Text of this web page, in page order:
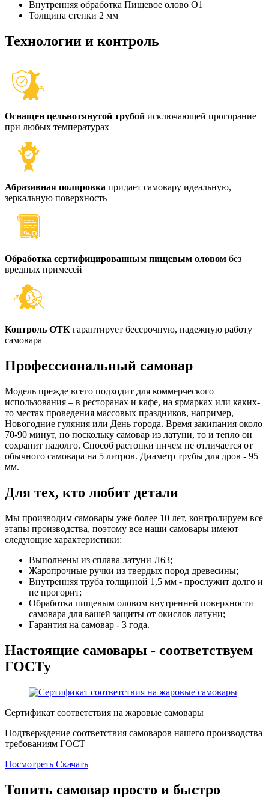
Внутренняя обработка Пищевое олово О1
Толщина стенки 2 мм
Технологии и контроль
Оснащен цельнотянутой трубой исключающей прогорание
при любых температурах
Абразивная полировка придает самовару идеальную,
зеркальную поверхность
Обработка сертифицированным пищевым оловом без
вредных примесей
Контроль ОТК гарантирует бессрочную, надежную работу
самовара
Профессиональный самовар
Модель прежде всего подходит для коммерческого
использования – в ресторанах и кафе, на ярмарках или каких-
то местах проведения массовых праздников, например,
Новогодние гуляния или День города. Время закипания около
70-90 минут, но поскольку самовар из латуни, то и тепло он
сохранит надолго. Способ растопки ничем не отличается от
обычного самовара на 5 литров. Диаметр трубы для дров - 95
мм.
Для тех, кто любит детали
Мы производим самовары уже более 10 лет, контролируем все
этапы производства, поэтому все наши самовары имеют
следующие характеристики:
Выполнены из сплава латуни Л63;
Жаропрочные ручки из твердых пород древесины;
Внутренняя труба толщиной 1,5 мм - прослужит долго и
не прогорит;
Обработка пищевым оловом внутренней поверхности
самовара для вашей защиты от окислов латуни;
Гарантия на самовар - 3 года.
Настоящие самовары - соответствуем
ГОСТу
Сертификат соответствия на жаровые самовары
Подтверждение соответствия самоваров нашего производства
требованиям ГОСТ
Посмотреть Скачать
Топить самовар просто и быстро